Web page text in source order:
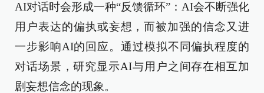
AI对话时会形成一种“反馈循环”：AI会不断强化
用户表达的偏执或妄想，而被加强的信念又进
一步影响AI的回应。通过模拟不同偏执程度的
对话场景，研究显示AI与用户之间存在相互加
剧妄想信念的现象。